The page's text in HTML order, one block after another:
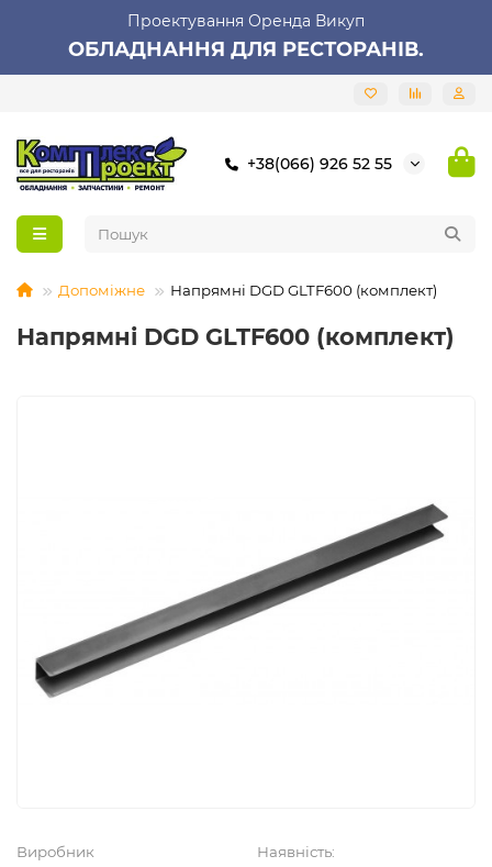
Проектування Оренда Викуп
ОБЛАДНАННЯ ДЛЯ РЕСТОРАНІВ.
+38(066) 926 52 55
Допоміжне Напрямні DGD GLTF600 (комплект)
Напрямні DGD GLTF600 (комплект)
Виробник Наявність: